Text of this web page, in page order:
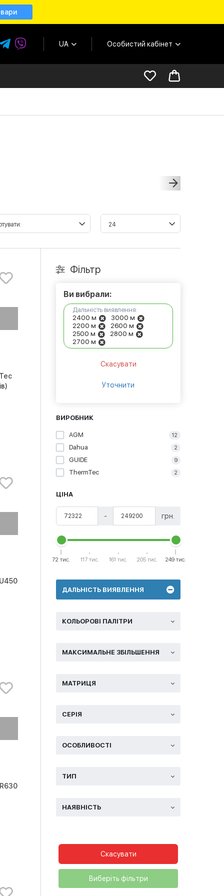
UA Особистий кабінет
Фільтр
Ви вибрали:
Дальність виявлення:
2400 м
3000 м
2200 м
2600 м
2500 м
2800 м
2700 м
Скасувати
Уточнити
ВИРОБНИК
AGM 12
Dahua 2
GUIDE 9
ThermTec 2
ЦІНА
- грн.
72 тис. 117 тис. 161 тис. 205 тис. 249 тис.
ДАЛЬНІСТЬ ВИЯВЛЕННЯ
КОЛЬОРОВІ ПАЛІТРИ
МАКСИМАЛЬНЕ ЗБІЛЬШЕННЯ
МАТРИЦЯ
СЕРІЯ
ОСОБЛИВОСТІ
ТИП
НАЯВНІСТЬ
Скасувати
Виберіть фільтри